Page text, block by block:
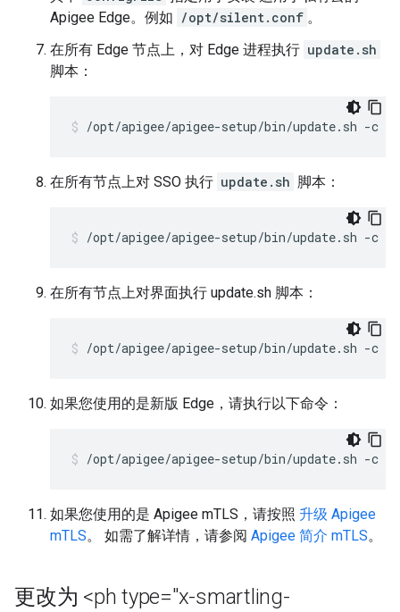
Apigee Edge。例如 /opt/silent.conf 。
在所有 Edge 节点上，对 Edge 进程执行 update.sh
脚本：
/opt/apigee/apigee-setup/bin/update.sh -c
在所有节点上对 SSO 执行 update.sh 脚本：
/opt/apigee/apigee-setup/bin/update.sh -c
在所有节点上对界面执行 update.sh 脚本：
/opt/apigee/apigee-setup/bin/update.sh -c
如果您使用的是新版 Edge，请执行以下命令：
/opt/apigee/apigee-setup/bin/update.sh -c
如果您使用的是 Apigee mTLS，请按照 升级 Apigee
mTLS。 如需了解详情，请参阅 Apigee 简介 mTLS。
更改为 <ph type="x-smartling-